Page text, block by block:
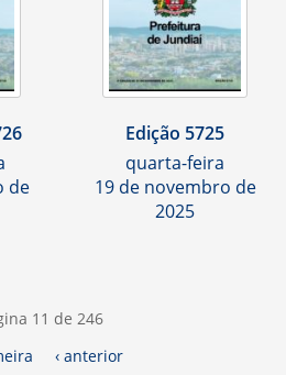
de
Edição 5725
quarta-feira
19 de novembro de
2025
11 de 246
‹ anterior